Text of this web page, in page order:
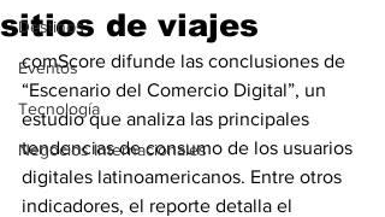
Destinos
Eventos
Tecnología
Negocios Internacionales
sitios de viajes
comScore difunde las conclusiones de
“Escenario del Comercio Digital”, un
estudio que analiza las principales
tendencias de consumo de los usuarios
digitales latinoamericanos. Entre otros
indicadores, el reporte detalla el